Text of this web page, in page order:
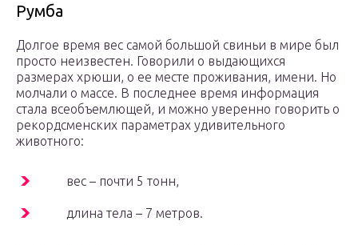
Румба
Долгое время вес самой большой свиньи в мире был
просто неизвестен. Говорили о выдающихся
размерах хрюши, о ее месте проживания, имени. Но
молчали о массе. В последнее время информация
стала всеобъемлющей, и можно уверенно говорить о
рекордсменских параметрах удивительного
животного:
вес – почти 5 тонн,
длина тела – 7 метров.